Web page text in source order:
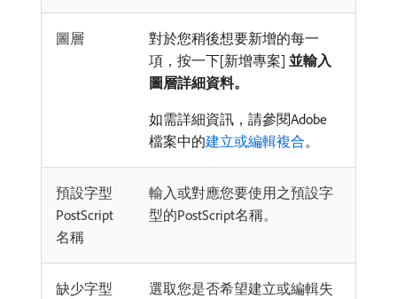
圖層
對於您稍後想要新增的每一
項，按一下[新增專案] 並輸入
圖層詳細資料。
如需詳細資訊，請參閱Adobe
檔案中的建立或編輯複合。
預設字型
PostScript
名稱
輸入或對應您要使用之預設字
型的PostScript名稱。
缺少字型
選取您是否希望建立或編輯失